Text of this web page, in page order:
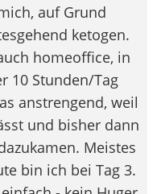
auf Grund
ketogen.
homeoffice, in
10 Stunden/Tag
anstrengend, weil
und bisher dann
Meistes
bin ich bei Tag 3.